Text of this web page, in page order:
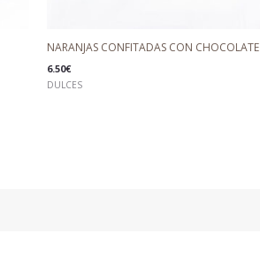
NARANJAS CONFITADAS CON CHOCOLATE
6.50€
DULCES